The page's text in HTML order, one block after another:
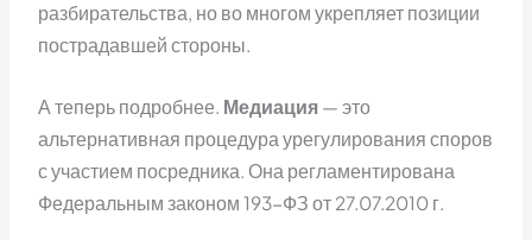
разбирательства, но во многом укрепляет позиции
пострадавшей стороны.
А теперь подробнее. Медиация — это
альтернативная процедура урегулирования споров
с участием посредника. Она регламентирована
Федеральным законом 193-ФЗ от 27.07.2010 г.